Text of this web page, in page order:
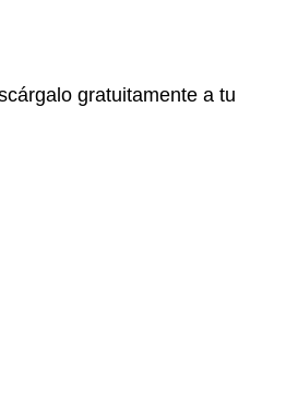
gratuitamente a tu